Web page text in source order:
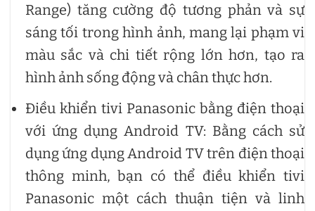
Range) tăng cường độ tương phản và sự
sáng tối trong hình ảnh, mang lại phạm vi
màu sắc và chi tiết rộng lớn hơn, tạo ra
hình ảnh sống động và chân thực hơn.
Điều khiển tivi Panasonic bằng điện thoại
với ứng dụng Android TV: Bằng cách sử
dụng ứng dụng Android TV trên điện thoại
thông minh, bạn có thể điều khiển tivi
Panasonic một cách thuận tiện và linh